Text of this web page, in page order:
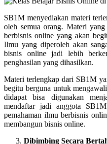
SB1M menyediakan materi
oleh semua orang. Materi
berbisnis online yang akan
Ilmu yang diperoleh akan
bisnis online jadi lebih
penghasilan yang dihasilkan.
Materi terlengkap dari SB1M
begitu berguna untuk
didapat bisa digunakan
mendaftar jadi anggota
pemahaman ilmu berbisnis
membangun bisnis online.
Dibimbing Secara